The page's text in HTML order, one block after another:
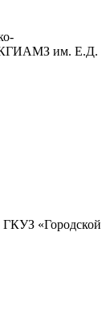
им. Е.Д.
«Городской